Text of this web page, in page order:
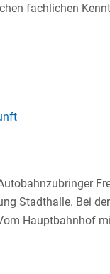
fachlichen
Stadthalle. Bei
Hauptbahnhof